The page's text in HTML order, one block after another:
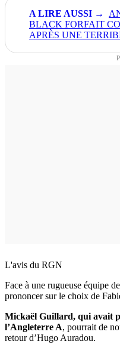
BLACK FORFAIT
APRÈS UNE
L'avis du RGN
Face à une rugueuse équipe
prononcer sur le choix de
Mickaël Guillard, qui avait
l’Angleterre A, pourrait de
retour d’Hugo Auradou.